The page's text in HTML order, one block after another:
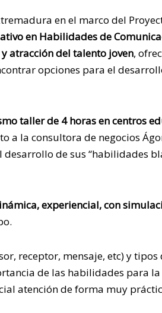
en el marco del
en Habilidades de
atracción del talento joven,
opciones para el
taller de 4 horas en centros
a la consultora de negocios
de sus “habilidades
experiencial, con
receptor, mensaje, etc) y
de las habilidades para la
atención de forma muy